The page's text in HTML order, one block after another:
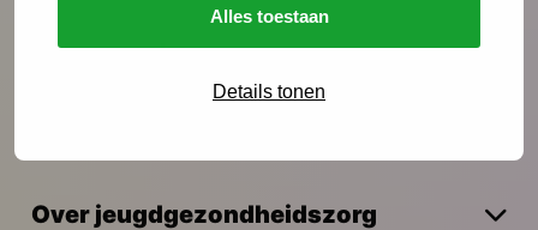
Alles toestaan
Details tonen
Vakmanschap
Over jeugdgezondheidszorg